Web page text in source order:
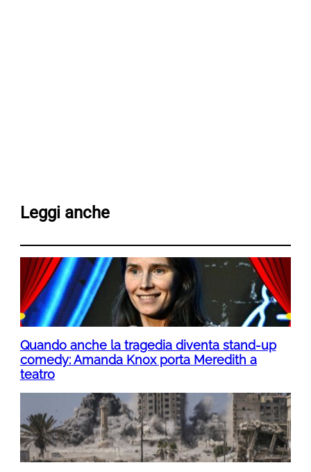
Leggi anche
Quando anche la tragedia diventa stand-up
comedy: Amanda Knox porta Meredith a
teatro